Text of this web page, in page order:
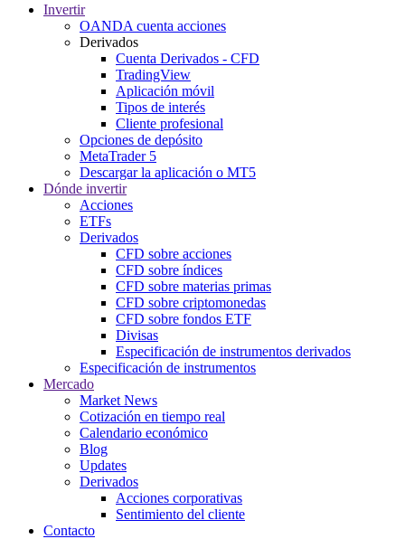
Invertir
OANDA cuenta acciones
Derivados
Cuenta Derivados - CFD
TradingView
Aplicación móvil
Tipos de interés
Cliente profesional
Opciones de depósito
MetaTrader 5
Descargar la aplicación o MT5
Dónde invertir
Acciones
ETFs
Derivados
CFD sobre acciones
CFD sobre índices
CFD sobre materias primas
CFD sobre criptomonedas
CFD sobre fondos ETF
Divisas
Especificación de instrumentos derivados
Especificación de instrumentos
Mercado
Market News
Cotización en tiempo real
Calendario económico
Blog
Updates
Derivados
Acciones corporativas
Sentimiento del cliente
Contacto